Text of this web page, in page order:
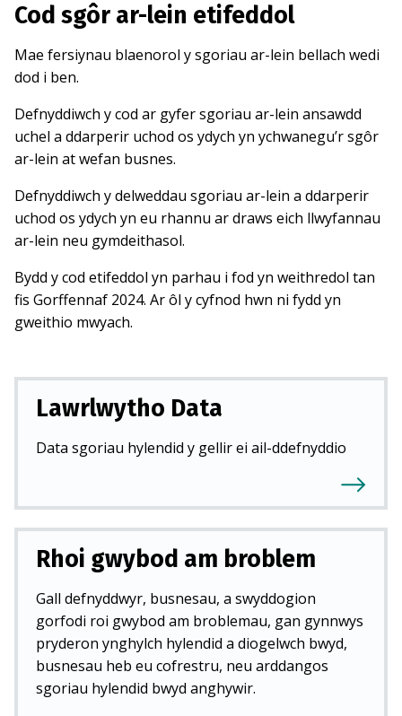
Cod sgôr ar-lein etifeddol
Mae fersiynau blaenorol y sgoriau ar-lein bellach wedi
dod i ben.
Defnyddiwch y cod ar gyfer sgoriau ar-lein ansawdd
uchel a ddarperir uchod os ydych yn ychwanegu’r sgôr
ar-lein at wefan busnes.
Defnyddiwch y delweddau sgoriau ar-lein a ddarperir
uchod os ydych yn eu rhannu ar draws eich llwyfannau
ar-lein neu gymdeithasol.
Bydd y cod etifeddol yn parhau i fod yn weithredol tan
fis Gorffennaf 2024. Ar ôl y cyfnod hwn ni fydd yn
gweithio mwyach.
Lawrlwytho Data
Data sgoriau hylendid y gellir ei ail-ddefnyddio
Rhoi gwybod am broblem
Gall defnyddwyr, busnesau, a swyddogion
gorfodi roi gwybod am broblemau, gan gynnwys
pryderon ynghylch hylendid a diogelwch bwyd,
busnesau heb eu cofrestru, neu arddangos
sgoriau hylendid bwyd anghywir.